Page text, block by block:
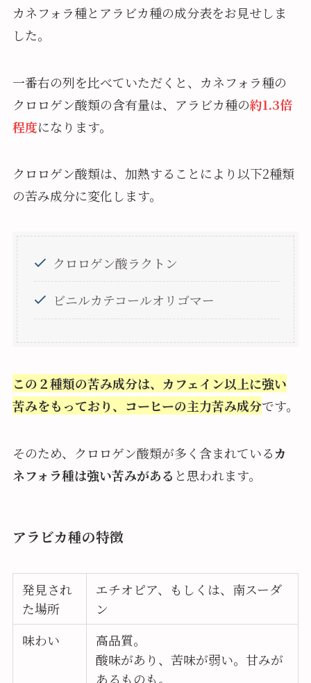
カネフォラ種とアラビカ種の成分表をお見せしま
した。
一番右の列を比べていただくと、カネフォラ種の
クロロゲン酸類の含有量は、アラビカ種の約1.3倍
程度になります。
クロロゲン酸類は、加熱することにより以下2種類
の苦み成分に変化します。
クロロゲン酸ラクトン
ビニルカテコールオリゴマー
この２種類の苦み成分は、カフェイン以上に強い
苦みをもっており、コーヒーの主力苦み成分です。
そのため、クロロゲン酸類が多く含まれているカ
ネフォラ種は強い苦みがある と思われます。
アラビカ種の特徴
発見され
た場所
エチオピア、もしくは、南スーダ
ン
味わい
高品質。
酸味があり、苦味が弱い。甘みが
あるものも。